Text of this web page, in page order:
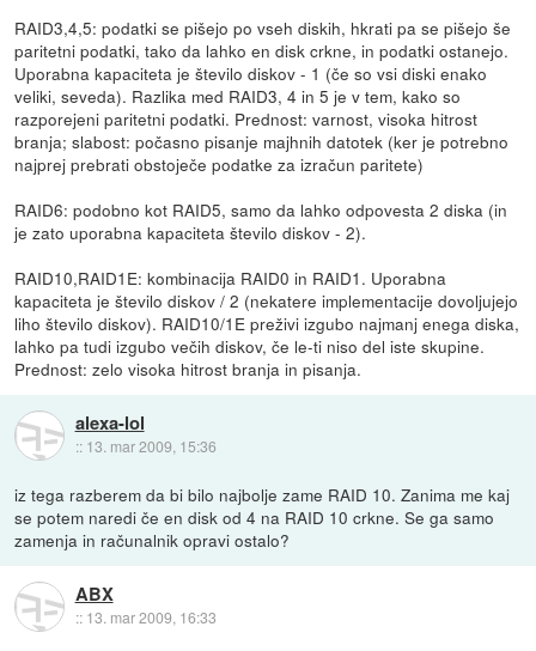
RAID3,4,5: podatki se pišejo po vseh diskih, hkrati pa se pišejo še
paritetni podatki, tako da lahko en disk crkne, in podatki ostanejo.
Uporabna kapaciteta je število diskov - 1 (če so vsi diski enako
veliki, seveda). Razlika med RAID3, 4 in 5 je v tem, kako so
razporejeni paritetni podatki. Prednost: varnost, visoka hitrost
branja; slabost: počasno pisanje majhnih datotek (ker je potrebno
najprej prebrati obstoječe podatke za izračun paritete)
RAID6: podobno kot RAID5, samo da lahko odpovesta 2 diska (in
je zato uporabna kapaciteta število diskov - 2).
RAID10,RAID1E: kombinacija RAID0 in RAID1. Uporabna
kapaciteta je število diskov / 2 (nekatere implementacije dovoljujejo
liho število diskov). RAID10/1E preživi izgubo najmanj enega diska,
lahko pa tudi izgubo večih diskov, če le-ti niso del iste skupine.
Prednost: zelo visoka hitrost branja in pisanja.
alexa-lol
:: 13. mar 2009, 15:36
iz tega razberem da bi bilo najbolje zame RAID 10. Zanima me kaj
se potem naredi če en disk od 4 na RAID 10 crkne. Se ga samo
zamenja in računalnik opravi ostalo?
ABX
:: 13. mar 2009, 16:33